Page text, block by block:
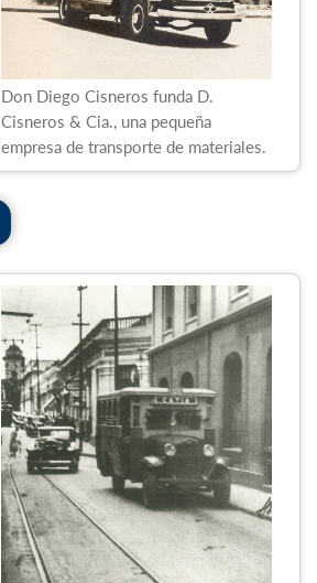
Don Diego Cisneros funda D.
Cisneros & Cia., una pequeña
empresa de transporte de materiales.